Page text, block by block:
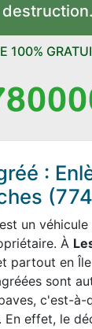
100%
:
un
À
partout en
sont
c'est-à-
En effet, le